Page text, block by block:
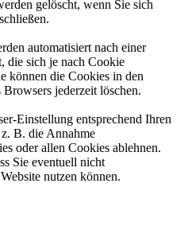
gelöscht, wenn Sie sich
automatisiert nach einer
die sich je nach Cookie
die Cookies in den
jederzeit löschen.
Einstellung entsprechend Ihren
B. die Annahme
allen Cookies ablehnen.
Sie eventuell nicht
nutzen können.